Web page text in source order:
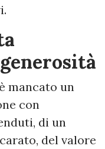
mancato un
con
di un
del valore